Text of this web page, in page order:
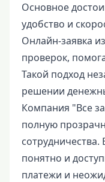
Основное
удобство и
Онлайн-заявка
проверок,
Такой подход
решении
Компания "Все
полную
понятно и
платежи и